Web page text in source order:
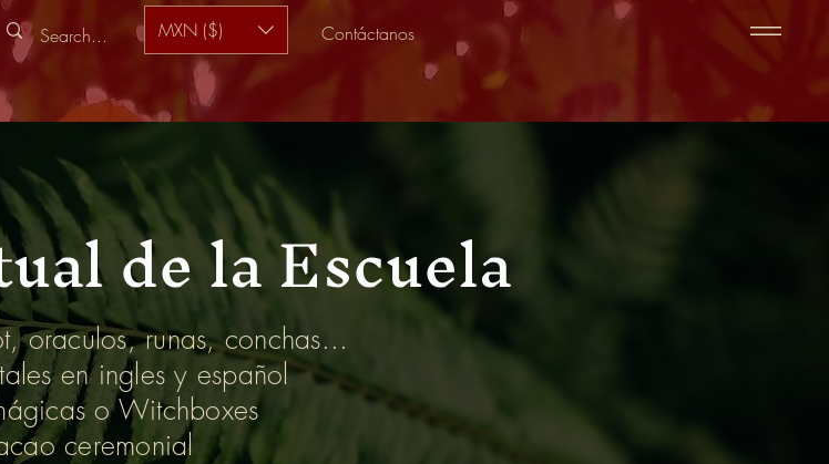
Contáctanos
MXN ($)
de la Escuela
oraculos, runas, conchas...
en ingles y español
o Witchboxes
ceremonial